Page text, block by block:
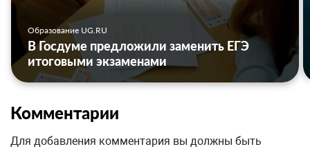
Образование UG.RU
В Госдуме предложили заменить ЕГЭ
итоговыми экзаменами
Комментарии
Для добавления комментария вы должны быть